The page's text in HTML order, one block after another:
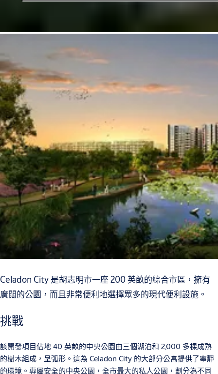
Celadon City 是胡志明市一座 200 英畝的綜合市區，擁有
廣闊的公園，而且非常便利地選擇眾多的現代便利設施。
挑戰
該開發項目佔地 40 英畝的中央公園由三個湖泊和 2,000 多棵成熟
的樹木組成，呈弧形。這為 Celadon City 的大部分公寓提供了寧靜
的環境。專屬安全的中央公園，全市最大的私人公園，劃分為不同